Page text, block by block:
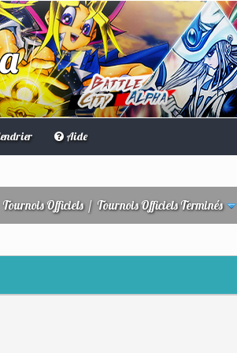
Aide
Tournois Officiels/ Tournois Officiels Terminés